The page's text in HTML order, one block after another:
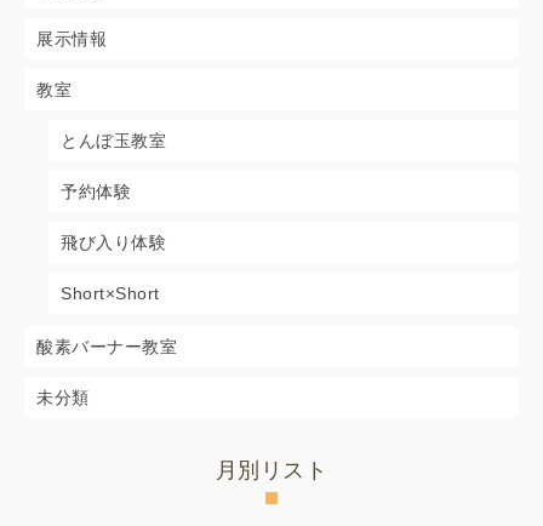
展示情報
教室
とんぼ玉教室
予約体験
飛び入り体験
Short×Short
酸素バーナー教室
未分類
月別リスト